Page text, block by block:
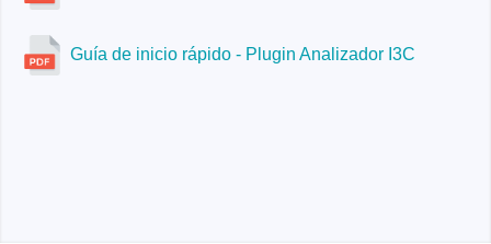
Guía de inicio rápido - Plugin Analizador I3C